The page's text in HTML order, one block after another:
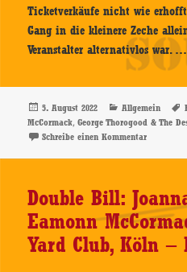
Ticketverkäufe nicht wie
Gang in die kleinere Zeche
Veranstalter alternativlos war.
Veröffentlicht
am
5. August 2022 Kategorien
Allgemein
McCormack,George Thorogood & The
Schreibe einen Kommentarzu
Double Bill:
Eamonn
Yard Club, Köln –